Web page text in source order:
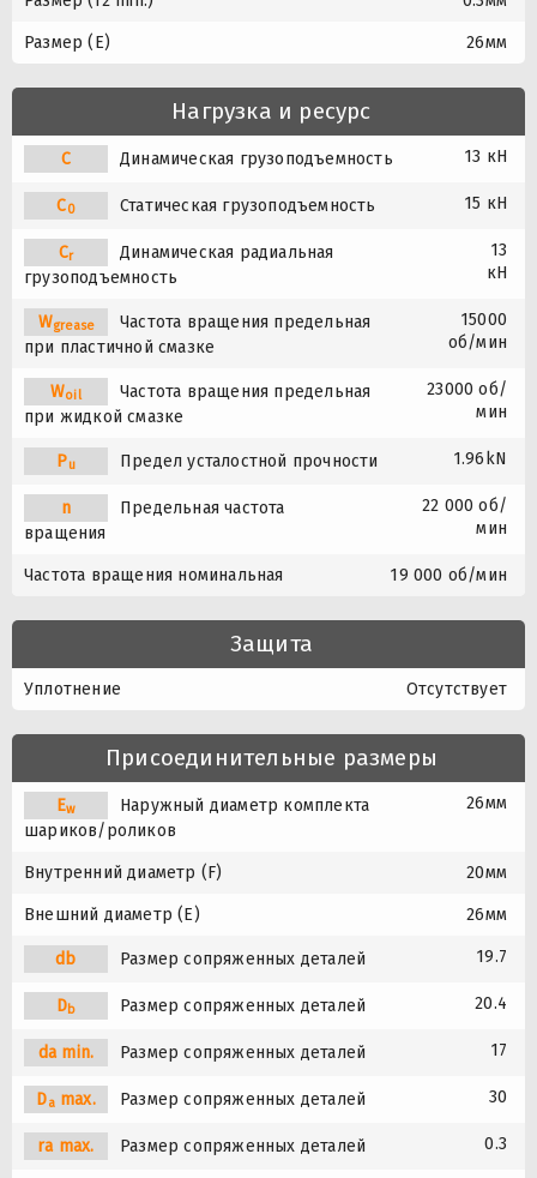
Размер (E) 26мм
Нагрузка и ресурс
C Динамическая грузоподъемность 13 кН
C0 Статическая грузоподъемность 15 кН
Cr
Динамическая радиальная
грузоподъемность
13
кН
Wgrease
Частота вращения предельная
при пластичной смазке
15000
об/мин
Woil
Частота вращения предельная
при жидкой смазке
23000 об/
мин
Pu Предел усталостной прочности 1.96kN
n
Предельная частота
вращения
22 000 об/
мин
Частота вращения номинальная 19 000 об/мин
Защита
Уплотнение Отсутствует
Присоединительные размеры
Ew
Наружный диаметр комплекта
шариков/роликов
26мм
Внутренний диаметр (F) 20мм
Внешний диаметр (E) 26мм
db Размер сопряженных деталей 19.7
Db Размер сопряженных деталей 20.4
da min. Размер сопряженных деталей 17
Damax. Размер сопряженных деталей 30
ra max. Размер сопряженных деталей 0.3